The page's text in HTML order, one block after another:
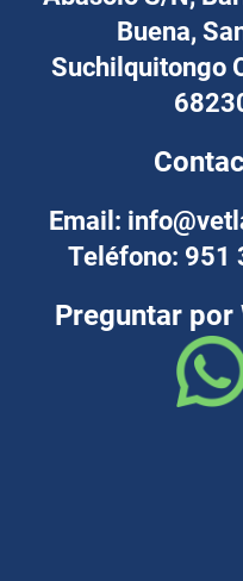
Buena,
Suchilquitongo
Email:
Teléfono: 951
Preguntar por